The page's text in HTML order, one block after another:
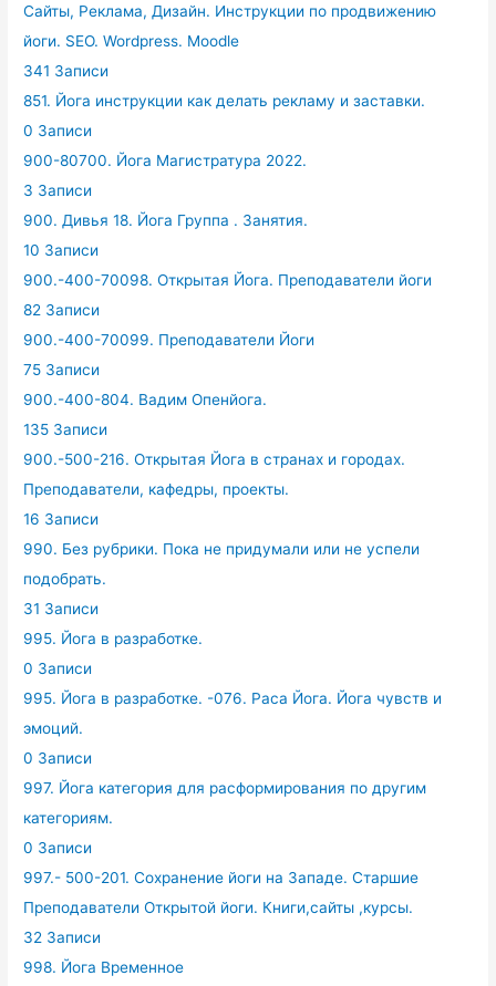
Сайты, Реклама, Дизайн. Инструкции по продвижению
йоги. SEO. Wordpress. Moodle
341 Записи
851. Йога инструкции как делать рекламу и заставки.
0 Записи
900-80700. Йога Магистратура 2022.
3 Записи
900. Дивья 18. Йога Группа . Занятия.
10 Записи
900.-400-70098. Открытая Йога. Преподаватели йоги
82 Записи
900.-400-70099. Преподаватели Йоги
75 Записи
900.-400-804. Вадим Опенйога.
135 Записи
900.-500-216. Открытая Йога в странах и городах.
Преподаватели, кафедры, проекты.
16 Записи
990. Без рубрики. Пока не придумали или не успели
подобрать.
31 Записи
995. Йога в разработке.
0 Записи
995. Йога в разработке. -076. Раса Йога. Йога чувств и
эмоций.
0 Записи
997. Йога категория для расформирования по другим
категориям.
0 Записи
997.- 500-201. Сохранение йоги на Западе. Старшие
Преподаватели Открытой йоги. Книги,сайты ,курсы.
32 Записи
998. Йога Временное